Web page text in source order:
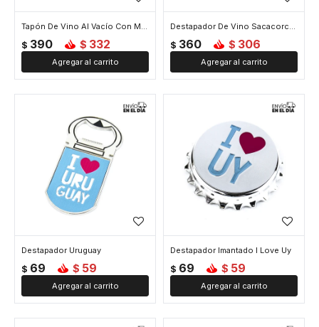
Tapón De Vino Al Vacío Con Marcador - Negro
$ 390 $ 332
Destapador De Vino Sacacorcho - Negro
$ 360 $ 306
Destapador Uruguay
$ 69 $ 59
Destapador Imantado I Love Uy
$ 69 $ 59